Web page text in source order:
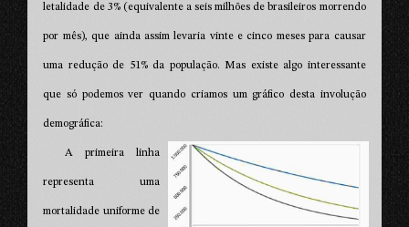
letalidade de 3% (equivalente a seis milhões de brasileiros morrendo
por mês), que ainda assim levaria vinte e cinco meses para causar
uma redução de 51% da população. Mas existe algo interessante
que só podemos ver quando criamos um gráfico desta involução
demográfica:
A primeira linha
representa uma
mortalidade uniforme de